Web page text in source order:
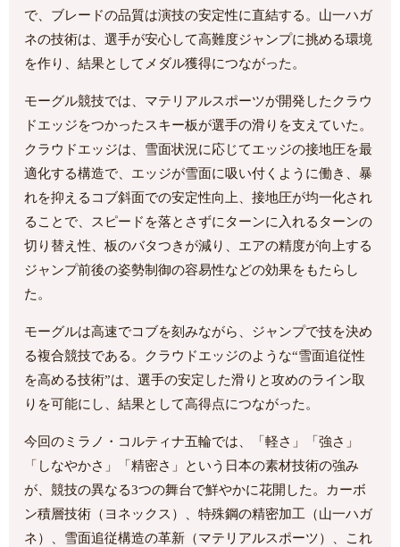
で、ブレードの品質は演技の安定性に直結する。山一ハガ
ネの技術は、選手が安心して高難度ジャンプに挑める環境
を作り、結果としてメダル獲得につながった。
モーグル競技では、マテリアルスポーツが開発したクラウ
ドエッジをつかったスキー板が選手の滑りを支えていた。
クラウドエッジは、雪面状況に応じてエッジの接地圧を最
適化する構造で、エッジが雪面に吸い付くように働き、暴
れを抑えるコブ斜面での安定性向上、接地圧が均一化され
ることで、スピードを落とさずにターンに入れるターンの
切り替え性、板のバタつきが減り、エアの精度が向上する
ジャンプ前後の姿勢制御の容易性などの効果をもたらし
た。
モーグルは高速でコブを刻みながら、ジャンプで技を決め
る複合競技である。クラウドエッジのような“雪面追従性
を高める技術”は、選手の安定した滑りと攻めのライン取
りを可能にし、結果として高得点につながった。
今回のミラノ・コルティナ五輪では、「軽さ」「強さ」
「しなやかさ」「精密さ」という日本の素材技術の強み
が、競技の異なる3つの舞台で鮮やかに花開した。カーボ
ン積層技術（ヨネックス）、特殊鋼の精密加工（山一ハガ
ネ）、雪面追従構造の革新（マテリアルスポーツ）、これ